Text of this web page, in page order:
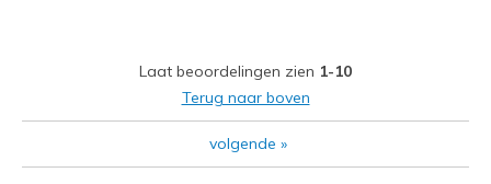
Special Occasions
Travel
Laat beoordelingen zien 1-10
Terug naar boven
volgende »